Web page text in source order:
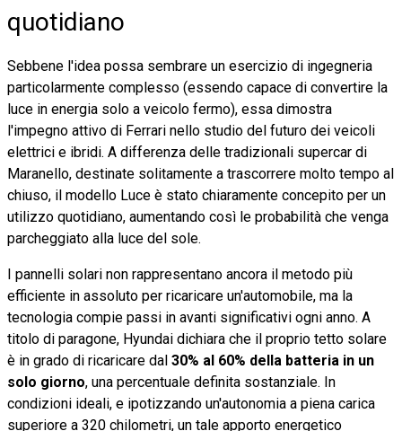
quotidiano
Sebbene l'idea possa sembrare un esercizio di ingegneria
particolarmente complesso (essendo capace di convertire la
luce in energia solo a veicolo fermo), essa dimostra
l'impegno attivo di Ferrari nello studio del futuro dei veicoli
elettrici e ibridi. A differenza delle tradizionali supercar di
Maranello, destinate solitamente a trascorrere molto tempo al
chiuso, il modello Luce è stato chiaramente concepito per un
utilizzo quotidiano, aumentando così le probabilità che venga
parcheggiato alla luce del sole.
I pannelli solari non rappresentano ancora il metodo più
efficiente in assoluto per ricaricare un'automobile, ma la
tecnologia compie passi in avanti significativi ogni anno. A
titolo di paragone, Hyundai dichiara che il proprio tetto solare
è in grado di ricaricare dal 30% al 60% della batteria in un
solo giorno, una percentuale definita sostanziale. In
condizioni ideali, e ipotizzando un'autonomia a piena carica
superiore a 320 chilometri, un tale apporto energetico